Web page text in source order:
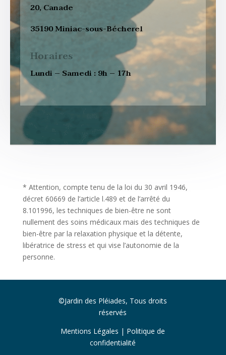
20, Canade
35190 Miniac-sous-Bécherel
Horaires
Lundi – Samedi : 9h – 17h
* Attention, compte tenu de la loi du 30 avril 1946,
décret 60669 de l’article l.489 et de l’arrêté du
8.101996, les techniques de bien-être ne sont
nullement des soins médicaux mais des techniques de
bien-être par la relaxation physique et la détente,
libératrice de stress et qui vise l’autonomie de la
personne.
©Jardin des Pléiades, Tous droits
réservés
Mentions Légales | Politique de
confidentialité